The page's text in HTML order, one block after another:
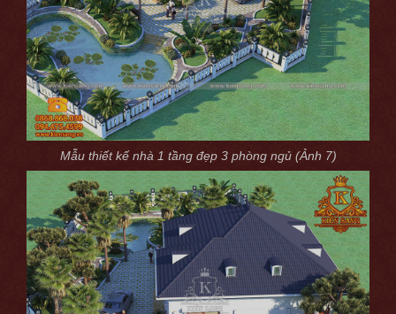
Mẫu thiết kế nhà 1 tầng đẹp 3 phòng ngủ (Ảnh 7)